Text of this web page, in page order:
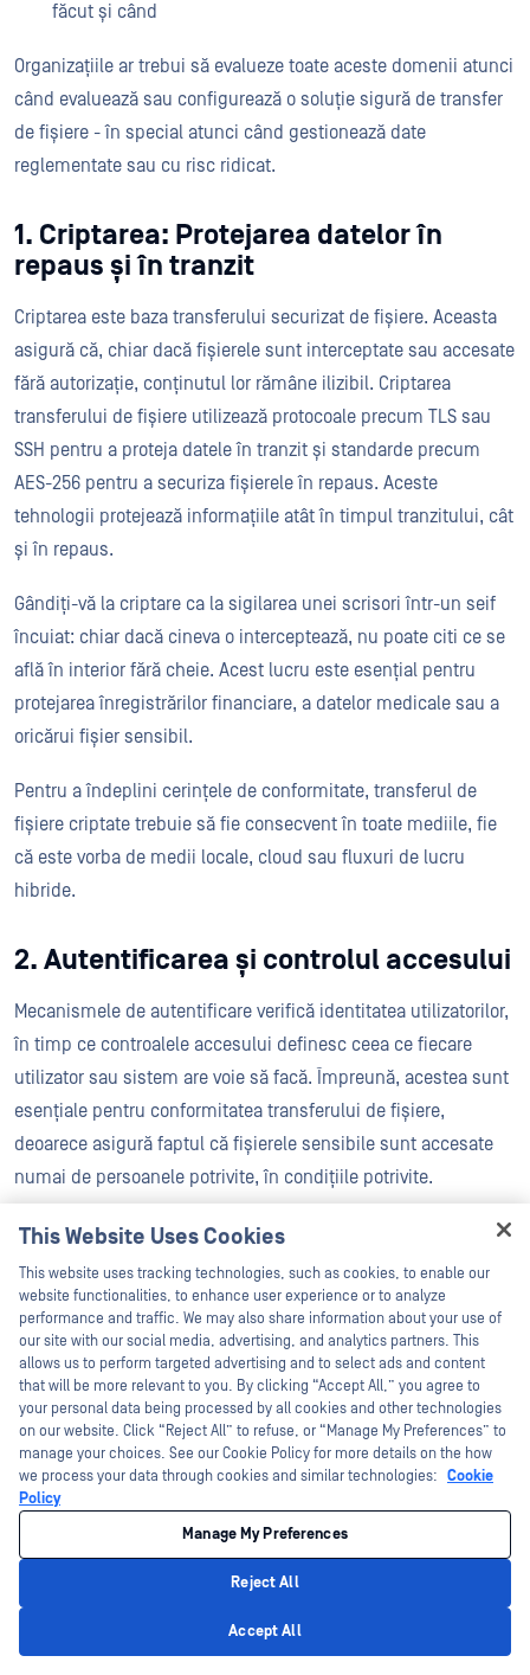
făcut și când
Organizațiile ar trebui să evalueze toate aceste domenii atunci
când evaluează sau configurează o soluție sigură de transfer
de fișiere - în special atunci când gestionează date
reglementate sau cu risc ridicat.
1. Criptarea: Protejarea datelor în
repaus și în tranzit
Criptarea este baza transferului securizat de fișiere. Aceasta
asigură că, chiar dacă fișierele sunt interceptate sau accesate
fără autorizație, conținutul lor rămâne ilizibil. Criptarea
transferului de fișiere utilizează protocoale precum TLS sau
SSH pentru a proteja datele în tranzit și standarde precum
AES-256 pentru a securiza fișierele în repaus. Aceste
tehnologii protejează informațiile atât în timpul tranzitului, cât
și în repaus.
Gândiți-vă la criptare ca la sigilarea unei scrisori într-un seif
încuiat: chiar dacă cineva o interceptează, nu poate citi ce se
află în interior fără cheie. Acest lucru este esențial pentru
protejarea înregistrărilor financiare, a datelor medicale sau a
oricărui fișier sensibil.
Pentru a îndeplini cerințele de conformitate, transferul de
fișiere criptate trebuie să fie consecvent în toate mediile, fie
că este vorba de medii locale, cloud sau fluxuri de lucru
hibride.
2. Autentificarea și controlul accesului
Mecanismele de autentificare verifică identitatea utilizatorilor,
în timp ce controalele accesului definesc ceea ce fiecare
utilizator sau sistem are voie să facă. Împreună, acestea sunt
esențiale pentru conformitatea transferului de fișiere,
deoarece asigură faptul că fișierele sensibile sunt accesate
numai de persoanele potrivite, în condițiile potrivite.
MFA (autentificare cu mai mulți factori):
nivel suplimentar de securitate prin solicitarea unei a
doua forme de verificare în afara parolei
RBAC (control al accesului bazat pe roluri):Limitează
accesul la fișiere și sisteme pe baza rolurilor și
responsabilităților utilizatorilor
3. Validarea integrității fișierelor și
detectarea manipulării
Validarea integrității fișierelor asigură că fișierele nu au fost
alterate - accidental sau în mod rău intenționat - între
momentul în care sunt trimise și cel în care sunt primite.
This Website Uses Cookies
This website uses tracking technologies, such as cookies, to enable our
website functionalities, to enhance user experience or to analyze
performance and traffic. We may also share information about your use of
our site with our social media, advertising, and analytics partners. This
allows us to perform targeted advertising and to select ads and content
that will be more relevant to you. By clicking “Accept All,” you agree to
your personal data being processed by all cookies and other technologies
on our website. Click “Reject All” to refuse, or “Manage My Preferences” to
manage your choices. See our Cookie Policy for more details on the how
we process your data through cookies and similar technologies: Cookie
Policy
Manage My Preferences
Reject All
Accept All
Hey there!
I'm Ozzy, your OPSWAT virtual assistant.
How can I help you secure what's critical
today?